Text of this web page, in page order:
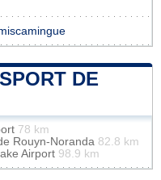
DE
78 km
Rouyn-Noranda 82.8 km
Airport 98.9 km